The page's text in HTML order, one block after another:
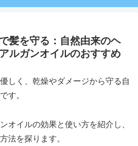
髪を守る：自然由来のヘ
ルガンオイルのおすすめ
しく、乾燥やダメージから守る自
す。
オイルの効果と使い方を紹介し、
法を探ります。